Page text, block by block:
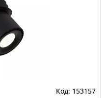
153157